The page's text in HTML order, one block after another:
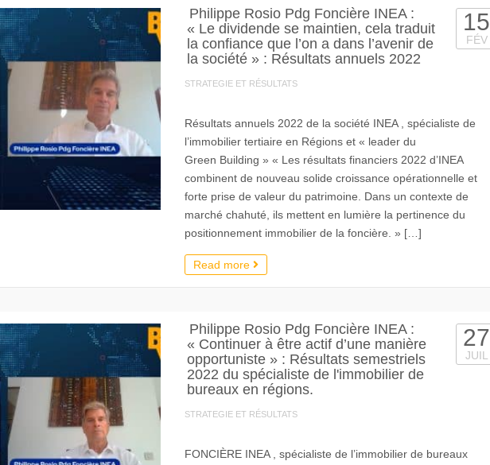
Philippe Rosio Pdg Foncière INEA :
« Le dividende se maintien, cela traduit
la confiance que l’on a dans l’avenir de
la société » : Résultats annuels 2022
STRATEGIE ET RÉSULTATS
15
FÉV
Résultats annuels 2022 de la société INEA , spécialiste de
l’immobilier tertiaire en Régions et « leader du
Green Building » « Les résultats financiers 2022 d’INEA
combinent de nouveau solide croissance opérationnelle et
forte prise de valeur du patrimoine. Dans un contexte de
marché chahuté, ils mettent en lumière la pertinence du
positionnement immobilier de la foncière. » […]
Read more
Philippe Rosio Pdg Foncière INEA :
« Continuer à être actif d’une manière
opportuniste » : Résultats semestriels
2022 du spécialiste de l'immobilier de
bureaux en régions.
STRATEGIE ET RÉSULTATS
27
JUIL
FONCIÈRE INEA , spécialiste de l’immobilier de bureaux